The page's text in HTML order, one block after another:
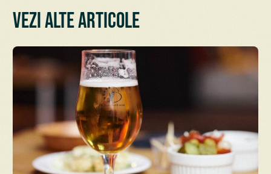
Vezi alte articole